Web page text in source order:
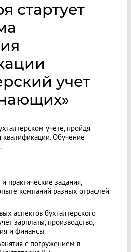
стартует
учет
учете, пройдя
Обучение
практические задания,
компаний разных отраслей
аспектов бухгалтерского
зарплаты, производство,
и финансы
с погружением в